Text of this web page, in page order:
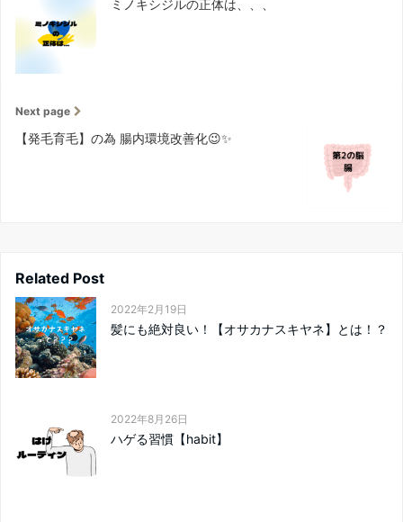
ミノキシジルの正体は、、、
Next page
【発毛育毛】の為 腸内環境改善化😉✨
Related Post
2022年2月19日
髪にも絶対良い！【オサカナスキヤネ】とは！？
2022年8月26日
ハゲる習慣【habit】